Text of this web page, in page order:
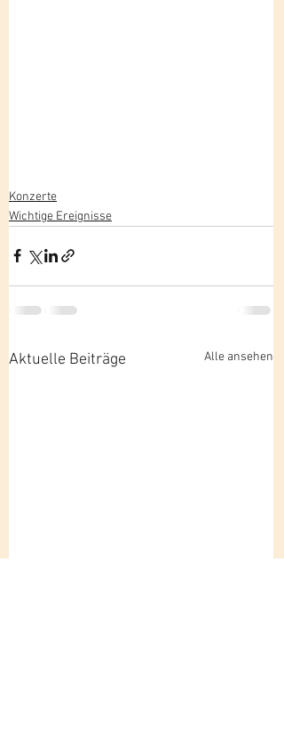
Konzerte
Wichtige Ereignisse
Aktuelle Beiträge Alle ansehen